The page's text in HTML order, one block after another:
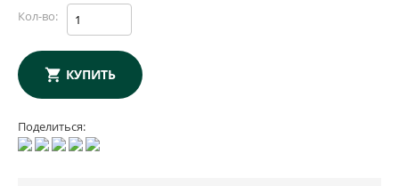
Кол-во:
КУПИТЬ
Поделиться: